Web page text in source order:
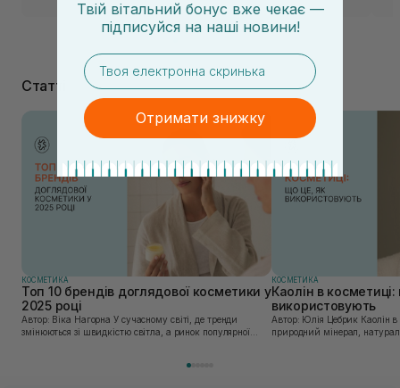
Статті
КОСМЕТИКА
Топ 10 брендів доглядової косметики у
2025 році
Автор: Віка Нагорна У сучасному світі, де тренди
змінюються зі швидкістю світла, а ринок популярної
КОСМЕТИКА
Каолін в
використовують
Автор: Юлія Цебрик Каолін в косметології – це
природний мінерал,
Твій вітальний бонус вже чекає —
підписуйся на наші новини!
email
Отримати знижку